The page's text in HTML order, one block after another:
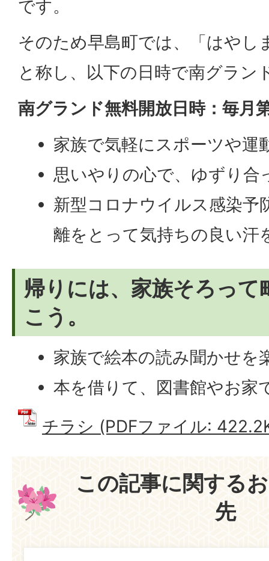
です。
そのため早島町では、「はやし
と称し、以下の日時で南グラン
南グランド無料開放日時：毎月
家族で気軽にスポーツや運
思いやりの心で、ゆずり合
新型コロナウイルス感染予
離をとって気持ちの良い汗
帰りには、家族そろって
こう。
家族で絵本の読み聞かせを
本を借りて、図書館やお家
チラシ (PDFファイル:
この記事に関する
先